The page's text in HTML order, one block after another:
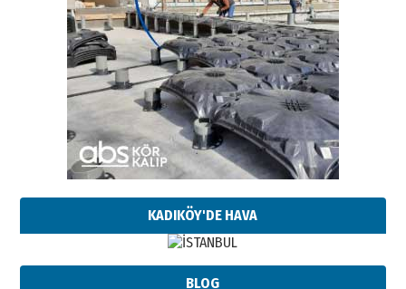
KADIKÖY'DE HAVA
BLOG